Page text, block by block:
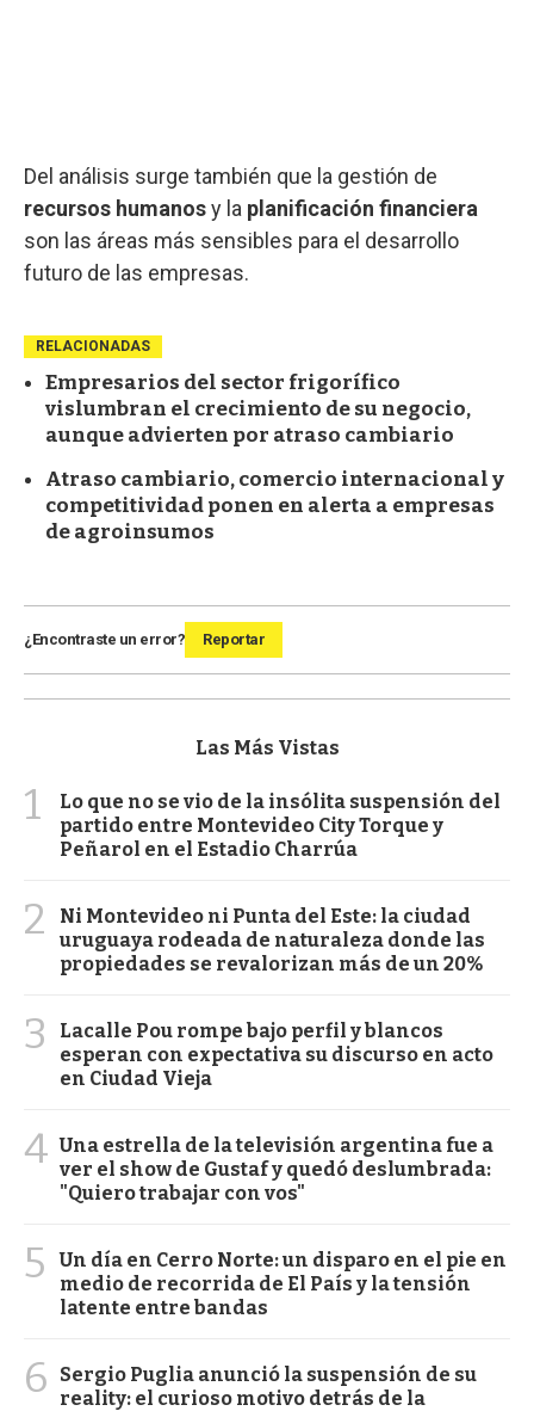
Del análisis surge también que la gestión de
recursos humanosy la planificación financiera
son las áreas más sensibles para el desarrollo
futuro de las empresas.
RELACIONADAS
Empresarios del sector frigorífico
vislumbran el crecimiento de su negocio,
aunque advierten por atraso cambiario
Atraso cambiario, comercio internacional y
competitividad ponen en alerta a empresas
de agroinsumos
¿Encontraste un error? Reportar
Las Más Vistas
1
Lo que no se vio de la insólita suspensión del
partido entre Montevideo City Torque y
Peñarol en el Estadio Charrúa
2
Ni Montevideo ni Punta del Este: la ciudad
uruguaya rodeada de naturaleza donde las
propiedades se revalorizan más de un 20%
3
Lacalle Pou rompe bajo perfil y blancos
esperan con expectativa su discurso en acto
en Ciudad Vieja
4 Una estrella de la televisión argentina fue a
ver el show de Gustaf y quedó deslumbrada:
"Quiero trabajar con vos"
5
Un día en Cerro Norte: un disparo en el pie en
medio de recorrida de El País y la tensión
latente entre bandas
6
Sergio Puglia anunció la suspensión de su
reality: el curioso motivo detrás de la